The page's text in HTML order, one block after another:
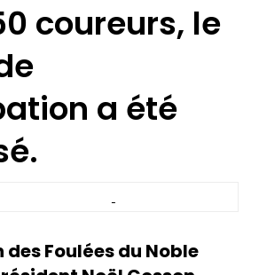
coureurs, le
a été
des Foulées du Noble